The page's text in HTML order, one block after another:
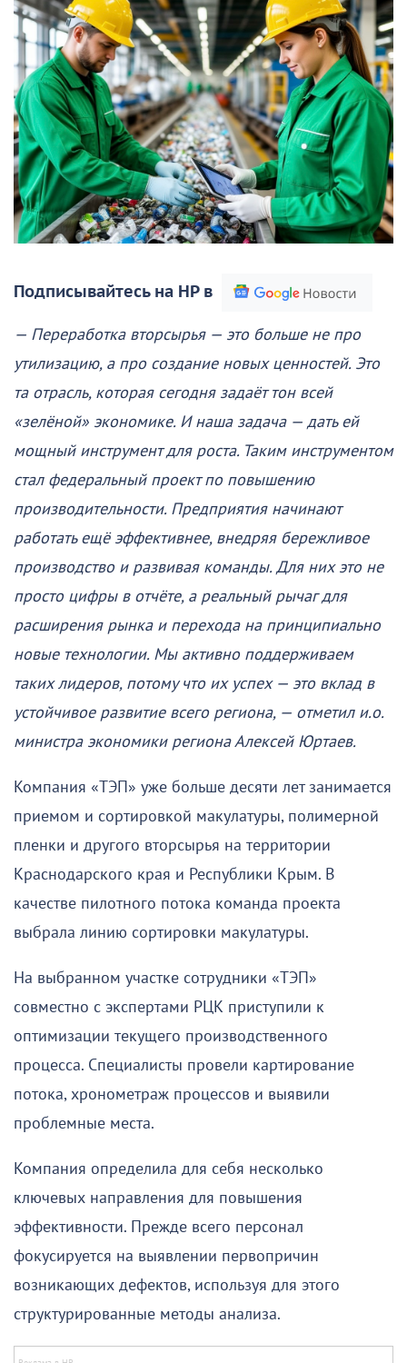
Подписывайтесь на НР в
— Переработка вторсырья — это больше не про
утилизацию, а про создание новых ценностей. Это
та отрасль, которая сегодня задаёт тон всей
«зелёной» экономике. И наша задача — дать ей
мощный инструмент для роста. Таким инструментом
стал федеральный проект по повышению
производительности. Предприятия начинают
работать ещё эффективнее, внедряя бережливое
производство и развивая команды. Для них это не
просто цифры в отчёте, а реальный рычаг для
расширения рынка и перехода на принципиально
новые технологии. Мы активно поддерживаем
таких лидеров, потому что их успех — это вклад в
устойчивое развитие всего региона, — отметил и.о.
министра экономики региона Алексей Юртаев.
Компания «ТЭП» уже больше десяти лет занимается
приемом и сортировкой макулатуры, полимерной
пленки и другого вторсырья на территории
Краснодарского края и Республики Крым. В
качестве пилотного потока команда проекта
выбрала линию сортировки макулатуры.
На выбранном участке сотрудники «ТЭП»
совместно с экспертами РЦК приступили к
оптимизации текущего производственного
процесса. Специалисты провели картирование
потока, хронометраж процессов и выявили
проблемные места.
Компания определила для себя несколько
ключевых направления для повышения
эффективности. Прежде всего персонал
фокусируется на выявлении первопричин
возникающих дефектов, используя для этого
структурированные методы анализа.